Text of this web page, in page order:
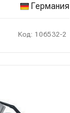
Германия
Код: 106532-2